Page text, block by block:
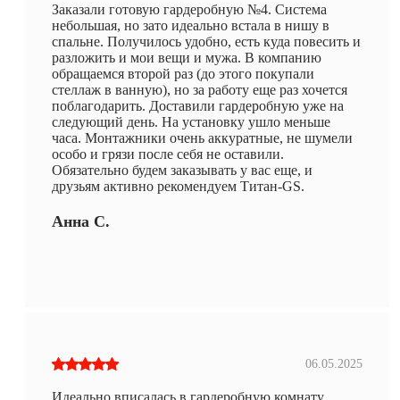
Заказали готовую гардеробную №4. Система
небольшая, но зато идеально встала в нишу в
спальне. Получилось удобно, есть куда повесить и
разложить и мои вещи и мужа. В компанию
обращаемся второй раз (до этого покупали
стеллаж в ванную), но за работу еще раз хочется
поблагодарить. Доставили гардеробную уже на
следующий день. На установку ушло меньше
часа. Монтажники очень аккуратные, не шумели
особо и грязи после себя не оставили.
Обязательно будем заказывать у вас еще, и
друзьям активно рекомендуем Титан-GS.
Анна С.
06.05.2025
Идеально вписалась в гардеробную комнату.